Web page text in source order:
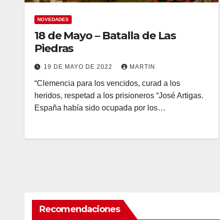
NOVEDADES
18 de Mayo – Batalla de Las
Piedras
19 DE MAYO DE 2022 MARTIN
“Clemencia para los vencidos, curad a los
heridos, respetad a los prisioneros “José Artigas.
España había sido ocupada por los…
Recomendaciones